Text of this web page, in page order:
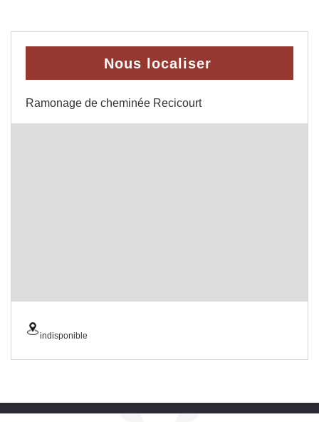
Nous localiser
Ramonage de cheminée Recicourt
indisponible